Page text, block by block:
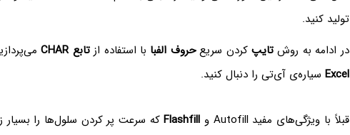
تولید کنید.
در ادامه به روشتایپ کردن سریعحروف الفبا با استفاده ازتابع CHAR‌
Excel سیاره‌ی آی‌تی را دنبال کنید.
قبلاً با ویژگی‌های مفید Autofill‌ و Flashfillکه سرعت پر کردن سلول‌ها را بسیار